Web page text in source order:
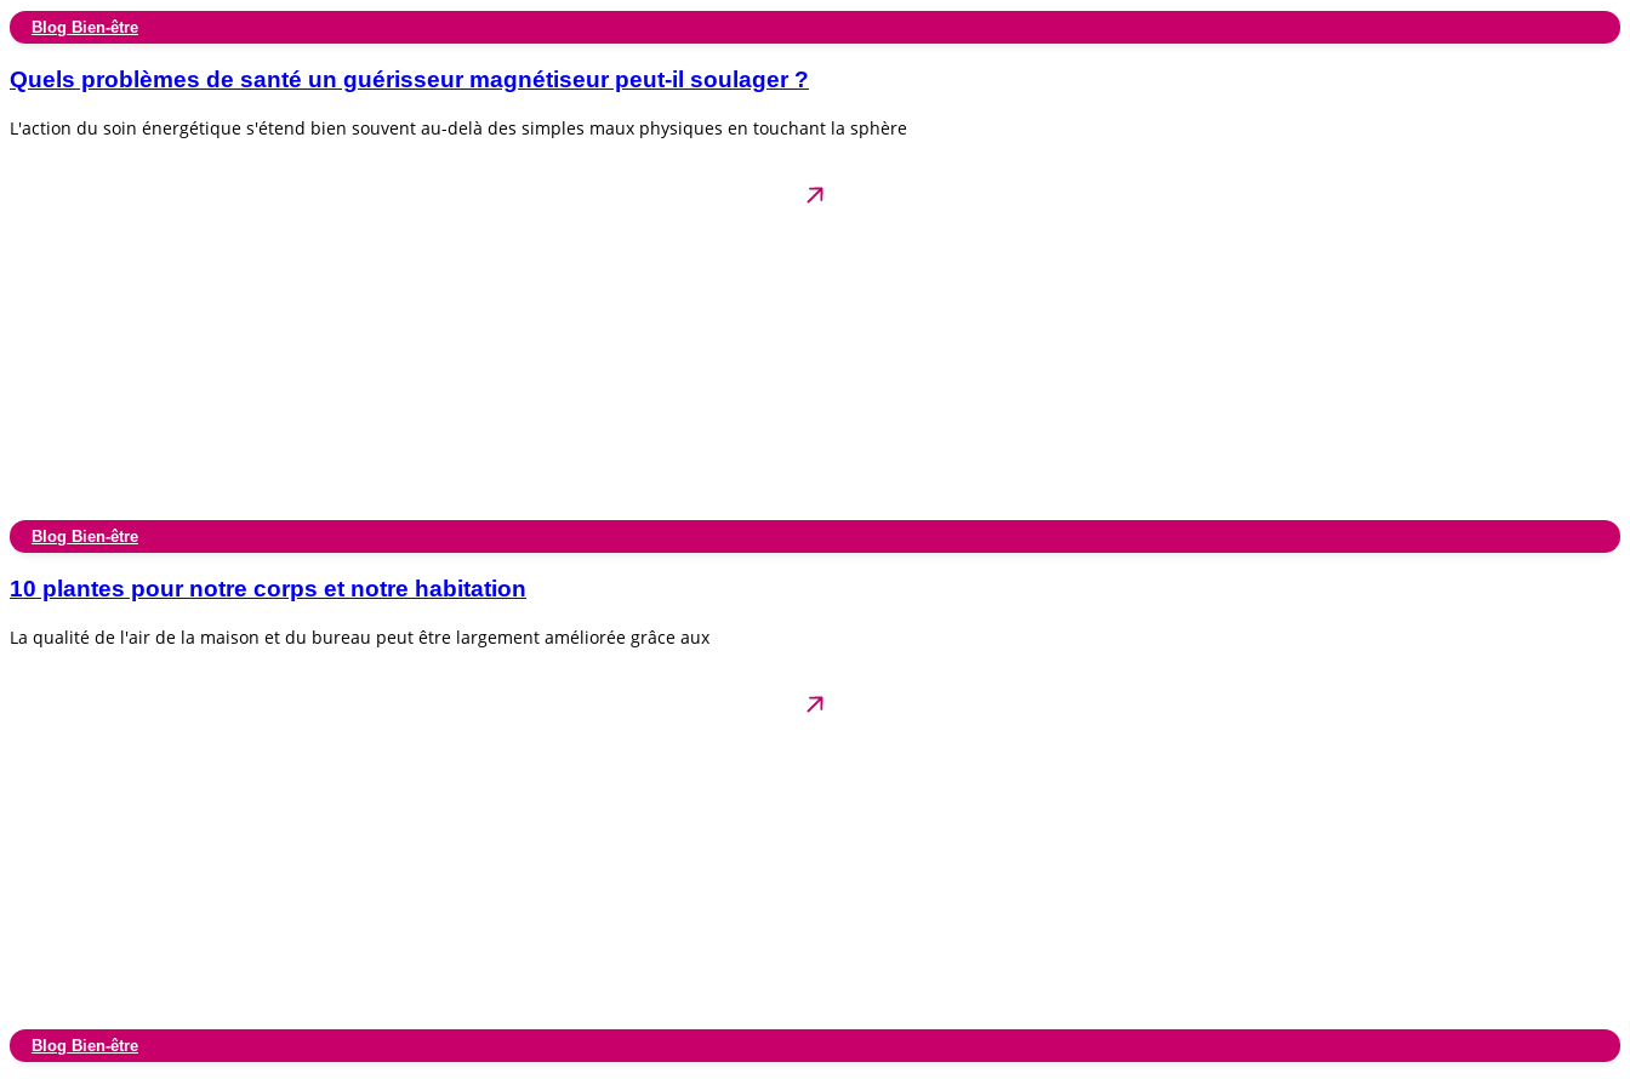
Blog Bien-être
Quels problèmes de santé un guérisseur magnétiseur peut-il soulager ?
L'action du soin énergétique s'étend bien souvent au-delà des simples maux physiques en touchant la sphère
Blog Bien-être
10 plantes pour notre corps et notre habitation
La qualité de l'air de la maison et du bureau peut être largement améliorée grâce aux
Blog Bien-être